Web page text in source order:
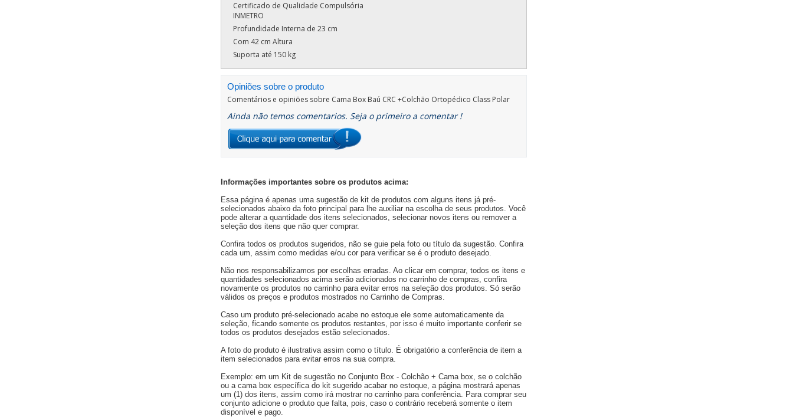
Certificado de Qualidade Compulsória
INMETRO
Profundidade Interna de 23 cm
Com 42 cm Altura
Suporta até 150 kg
Opiniões sobre o produto
Comentários e opiniões sobre Cama Box Baú CRC +Colchão Ortopédico Class Polar
Ainda não temos comentarios. Seja o primeiro a comentar !
Informações importantes sobre os produtos acima:
Essa página é apenas uma sugestão de kit de produtos com alguns itens já pré-
selecionados abaixo da foto principal para lhe auxiliar na escolha de seus produtos. Você
pode alterar a quantidade dos itens selecionados, selecionar novos itens ou remover a
seleção dos itens que não quer comprar.
Confira todos os produtos sugeridos, não se guie pela foto ou título da sugestão. Confira
cada um, assim como medidas e/ou cor para verificar se é o produto desejado.
Não nos responsabilizamos por escolhas erradas. Ao clicar em comprar, todos os itens e
quantidades selecionados acima serão adicionados no carrinho de compras, confira
novamente os produtos no carrinho para evitar erros na seleção dos produtos. Só serão
válidos os preços e produtos mostrados no Carrinho de Compras.
Caso um produto pré-selecionado acabe no estoque ele some automaticamente da
seleção, ficando somente os produtos restantes, por isso é muito importante conferir se
todos os produtos desejados estão selecionados.
A foto do produto é ilustrativa assim como o título. É obrigatório a conferência de item a
item selecionados para evitar erros na sua compra.
Exemplo: em um Kit de sugestão no Conjunto Box - Colchão + Cama box, se o colchão
ou a cama box específica do kit sugerido acabar no estoque, a página mostrará apenas
um (1) dos itens, assim como irá mostrar no carrinho para conferência. Para comprar seu
conjunto adicione o produto que falta, pois, caso o contrário receberá somente o item
disponível e pago.